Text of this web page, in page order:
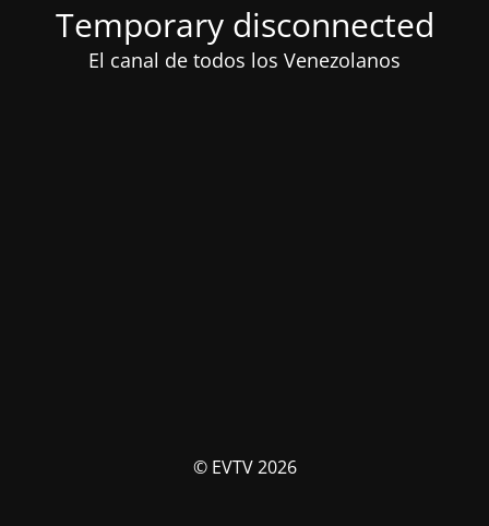
Temporary disconnected
El canal de todos los Venezolanos
© EVTV 2026